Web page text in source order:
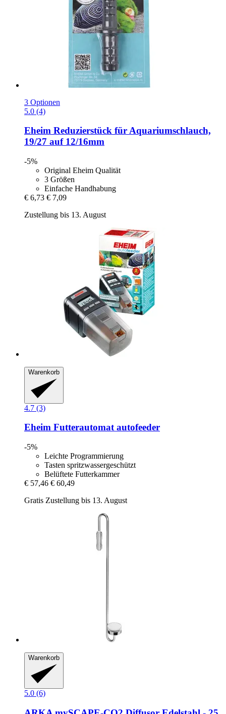
3 Optionen
5.0 (4)
Eheim Reduzierstück für Aquariumschlauch,
19/27 auf 12/16mm
-5%
Original Eheim Qualität
3 Größen
Einfache Handhabung
€ 6,73 € 7,09
Zustellung bis 13. August
Warenkorb
4.7 (3)
Eheim Futterautomat autofeeder
-5%
Leichte Programmierung
Tasten spritzwassergeschützt
Belüftete Futterkammer
€ 57,46 € 60,49
Gratis Zustellung bis 13. August
Warenkorb
5.0 (6)